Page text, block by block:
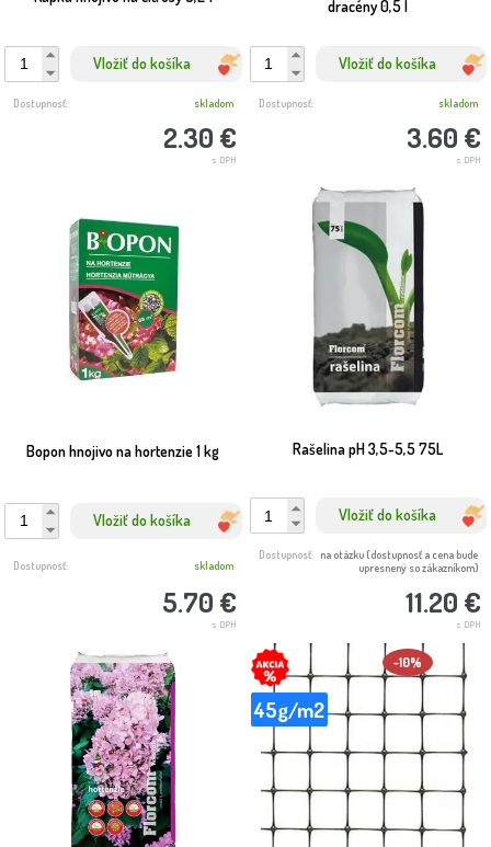
Vložiť do košíka
2.30 €
s DPH
Dostupnosť: skladom
dracény 0,5 l
Vložiť do košíka
3.60 €
s DPH
Dostupnosť: skladom
Bopon hnojivo na hortenzie 1 kg
Vložiť do košíka
5.70 €
s DPH
Dostupnosť: skladom
Rašelina pH 3,5-5,5 75L
Vložiť do košíka
11.20 €
s DPH
Dostupnosť:
na otázku (dostupnosť a cena bude
upresnený so zákazníkom)
45g/m2
-10%